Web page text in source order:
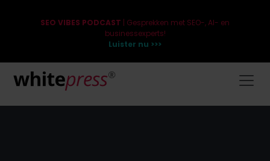
SEO VIBES PODCAST | Gesprekken met SEO-, AI- en
businessexperts!
Luister nu >>>